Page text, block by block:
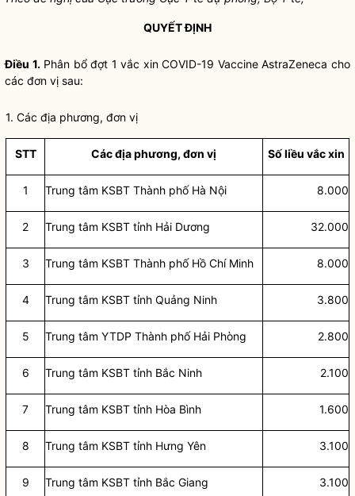
QUYẾT ĐỊNH
Điều 1.Phân bổ đợt 1 vắc xin COVID-19 Vaccine AstraZeneca cho
các đơn vị sau:
1. Các địa phương, đơn vị
STT Các địa phương, đơn vị Sốliều vắc xin
1 Trung tâm KSBT Thành phố Hà Nội 8.000
2 Trung tâm KSBT tỉnh Hải Dương 32.000
3 Trung tâm KSBT Thành phố Hồ Chí Minh 8.000
4 Trung tâm KSBT tỉnh Quảng Ninh 3.800
5 Trung tâm YTDP Thành phố Hải Phòng 2.800
6 Trung tâm KSBT tỉnh Bắc Ninh 2.100
7 Trung tâm KSBT tỉnh Hòa Bình 1.600
8 Trung tâm KSBT tỉnh Hưng Yên 3.100
9 Trung tâm KSBT tỉnh Bắc Giang 3.100